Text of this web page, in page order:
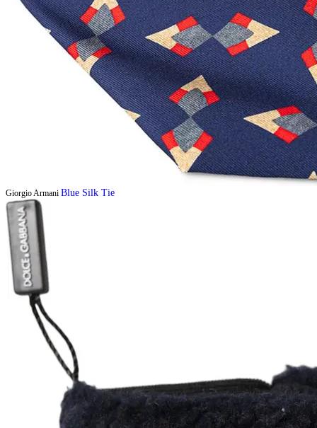
Giorgio Armani Blue Silk Tie